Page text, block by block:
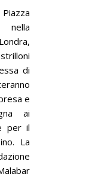
nella
di
e
ai
per il
La